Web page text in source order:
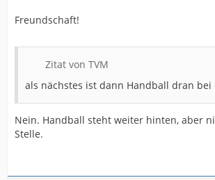
Freundschaft!
Zitat von TVM
als nächstes ist dann Handball dran bei
Nein. Handball steht weiter hinten, aber
Stelle.